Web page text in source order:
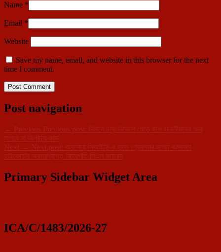
Name *
Email *
Website
Save my name, email, and website in this browser for the next
time I comment.
Post navigation
← Previous Previous post:
বিমানে চড়ে বিদেশে যেতে হলে ভারতীয়দের আর
লাগবে না ডিপার্চার কার্ড
Next → Next post:
অবশেষে সিআইডি-র হাতে গ্রেফতার হলেন কলকাতা
হাইকোর্টের অবসরপ্রাপ্ত বিচারপতি সিএস কারনান
Primary Sidebar Widget Area
ICA/C/1483/2026-27